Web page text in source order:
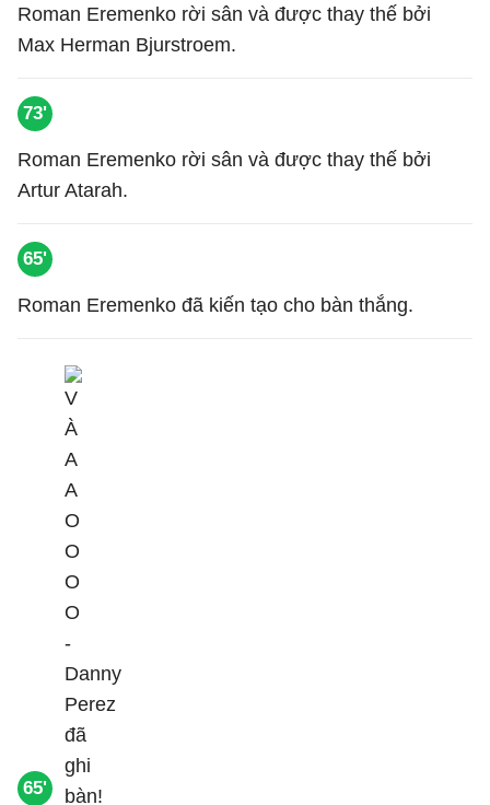
Roman Eremenko rời sân và được thay thế bởi
Max Herman Bjurstroem.
73'
Roman Eremenko rời sân và được thay thế bởi
Artur Atarah.
65'
Roman Eremenko đã kiến tạo cho bàn thắng.
65'